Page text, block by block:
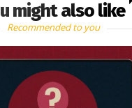
might also like
Recommended to you